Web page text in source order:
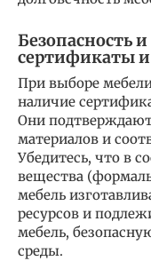
Безопасность
сертификаты
При выборе
наличие
Они
материалов и
Убедитесь, что в
вещества
мебель
ресурсов и
мебель,
среды.